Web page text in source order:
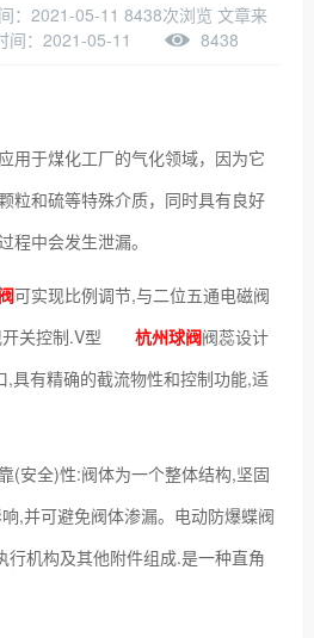
：2021-05-11 8438次浏览 文章来
间：2021-05-11
8438
用于煤化工厂的气化领域，因为它
粒和硫等特殊介质，同时具有良好
程中会发生泄漏。
可实现比例调节,与二位五通电磁阀
关控制.V型
杭州球阀阀蕊设计
,具有精确的截流物性和控制功能,适
(安全)性:阀体为一个整体结构,坚固
,并可避免阀体渗漏。电动防爆蝶阀
行机构及其他附件组成.是一种直角